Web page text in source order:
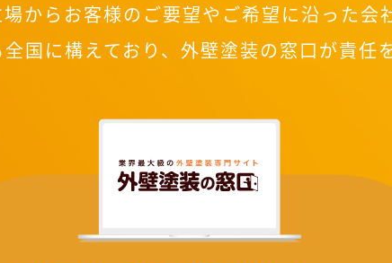
からお客様のご要望やご希望に沿った会
国に構えており、外壁塗装の窓口が責任